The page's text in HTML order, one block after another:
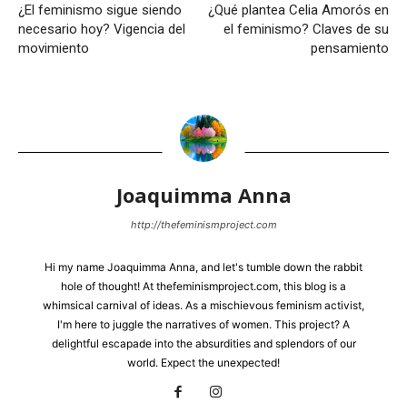
¿El feminismo sigue siendo
necesario hoy? Vigencia del
movimiento
¿Qué plantea Celia Amorós en
el feminismo? Claves de su
pensamiento
Joaquimma Anna
http://thefeminismproject.com
Hi my name Joaquimma Anna, and let's tumble down the rabbit
hole of thought! At thefeminismproject.com, this blog is a
whimsical carnival of ideas. As a mischievous feminism activist,
I'm here to juggle the narratives of women. This project? A
delightful escapade into the absurdities and splendors of our
world. Expect the unexpected!